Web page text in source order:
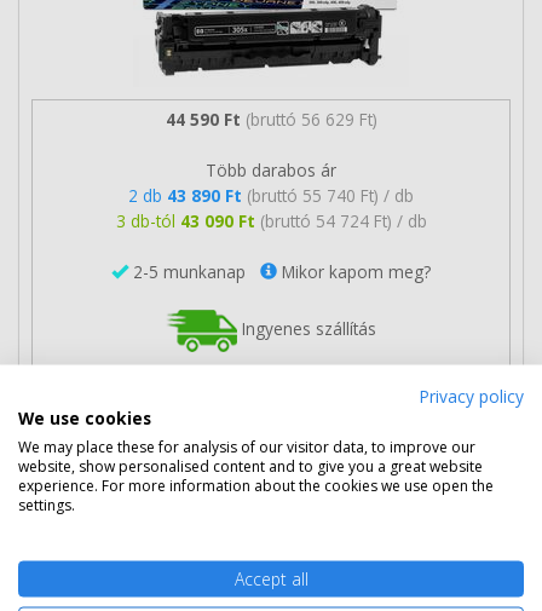
44 590 Ft (bruttó 56 629 Ft)
Több darabos ár
2 db 43 890 Ft (bruttó 55 740 Ft) / db
3 db-tól 43 090 Ft (bruttó 54 724 Ft) / db
2-5 munkanap Mikor kapom meg?
Ingyenes szállítás
Kosárba tesz
HP CE410XD fekete toner dupla csomag
(2db CE410X) eredeti
Privacy policy
We use cookies
We may place these for analysis of our visitor data, to improve our
website, show personalised content and to give you a great website
experience. For more information about the cookies we use open the
settings.
Accept all